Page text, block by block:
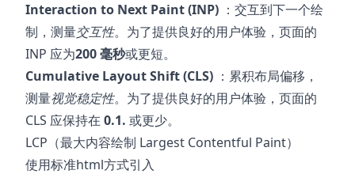
Interaction to Next Paint (INP) ：交互到下一个绘
制，测量交互性。为了提供良好的用户体验，页面的
INP 应为200 毫秒或更短。
Cumulative Layout Shift (CLS) ：累积布局偏移，
测量视觉稳定性。为了提供良好的用户体验，页面的
CLS 应保持在 0.1. 或更少。
LCP（最大内容绘制 Largest Contentful Paint）
使用标准html方式引入